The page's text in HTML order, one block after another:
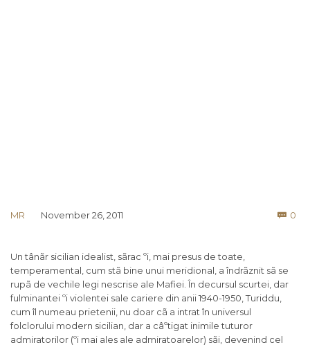
MR November 26, 2011  0
Un tânãr sicilian idealist, sãrac ºi, mai presus de toate,
temperamental, cum stã bine unui meridional, a îndrãznit sã se
rupã de vechile legi nescrise ale Mafiei. În decursul scurtei, dar
fulminantei ºi violentei sale cariere din anii 1940-1950, Turiddu,
cum îl numeau prietenii, nu doar cã a intrat în universul
folclorului modern sicilian, dar a câºtigat inimile tuturor
admiratorilor (ºi mai ales ale admiratoarelor) sãi, devenind cel